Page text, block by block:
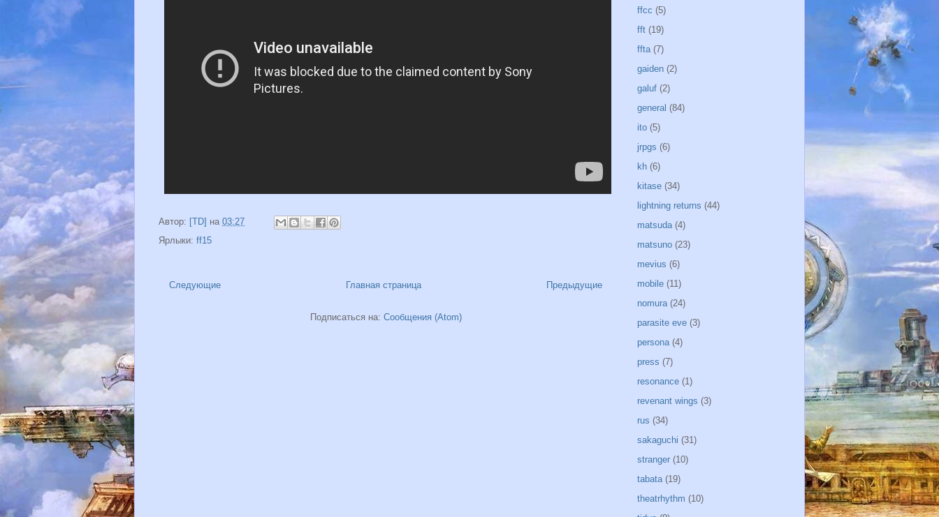
Автор: [TD] на 03:27
Ярлыки: ff15
Следующие Предыдущие
Главная страница
Подписаться на: Сообщения (Atom)
ffcc (5)
fft (19)
ffta (7)
gaiden (2)
galuf (2)
general (84)
ito (5)
jrpgs (6)
kh (6)
kitase (34)
lightning returns (44)
matsuda (4)
matsuno (23)
mevius (6)
mobile (11)
nomura (24)
parasite eve (3)
persona (4)
press (7)
resonance (1)
revenant wings (3)
rus (34)
sakaguchi (31)
stranger (10)
tabata (19)
theatrhythm (10)